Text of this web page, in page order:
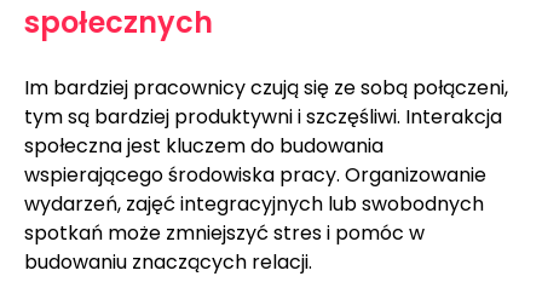
społecznych
Im bardziej pracownicy czują się ze sobą połączeni,
tym są bardziej produktywni i szczęśliwi. Interakcja
społeczna jest kluczem do budowania
wspierającego środowiska pracy. Organizowanie
wydarzeń, zajęć integracyjnych lub swobodnych
spotkań może zmniejszyć stres i pomóc w
budowaniu znaczących relacji.